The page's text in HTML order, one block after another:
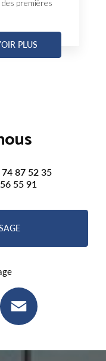
premières
PLUS
87 52 35
55 91